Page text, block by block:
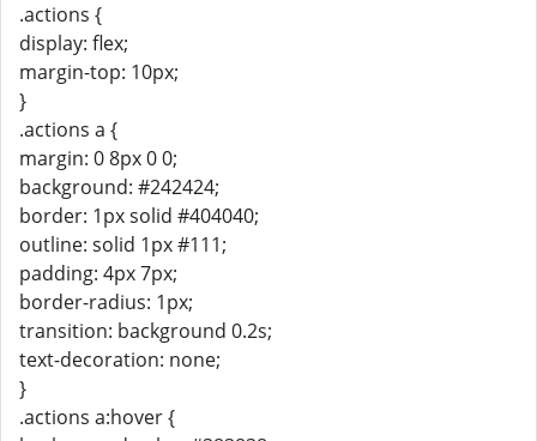
.actions {
display: flex;
margin-top: 10px;
}
.actions a {
margin: 0 8px 0 0;
background: #242424;
border: 1px solid #404040;
outline: solid 1px #111;
padding: 4px 7px;
border-radius: 1px;
transition: background 0.2s;
text-decoration: none;
}
.actions a:hover {